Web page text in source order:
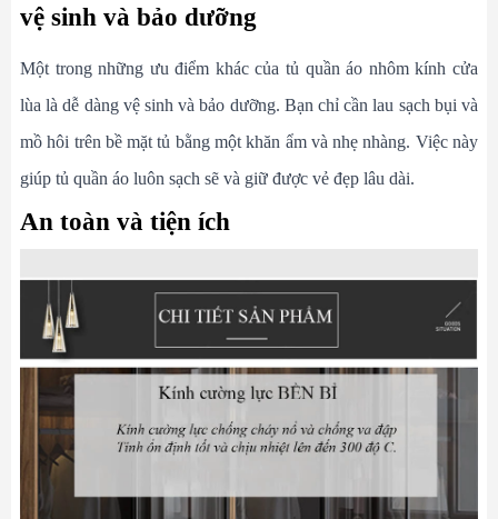
vệ sinh và bảo dưỡng
Một trong những ưu điểm khác của tủ quần áo nhôm kính cửa
lùa là dễ dàng vệ sinh và bảo dưỡng. Bạn chỉ cần lau sạch bụi và
mồ hôi trên bề mặt tủ bằng một khăn ẩm và nhẹ nhàng. Việc này
giúp tủ quần áo luôn sạch sẽ và giữ được vẻ đẹp lâu dài.
An toàn và tiện ích